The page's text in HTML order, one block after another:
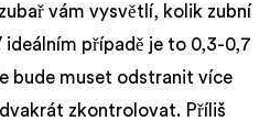
vám vysvětlí, kolik zubní
případě je to 0,3-0,7
bude muset odstranit více
zkontrolovat. Příliš